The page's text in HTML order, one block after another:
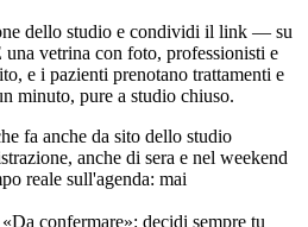
dello studio e condividi il link — su
vetrina con foto, professionisti e
e i pazienti prenotano trattamenti e
minuto, pure a studio chiuso.
fa anche da sito dello studio
anche di sera e nel weekend
reale sull'agenda: mai
confermare»: decidi sempre tu